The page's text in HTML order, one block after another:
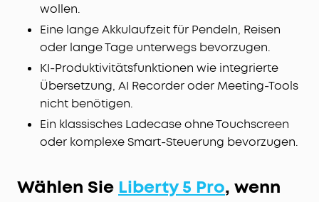
wollen.
Eine lange Akkulaufzeit für Pendeln, Reisen
oder lange Tage unterwegs bevorzugen.
KI-Produktivitätsfunktionen wie integrierte
Übersetzung, AI Recorder oder Meeting-Tools
nicht benötigen.
Ein klassisches Ladecase ohne Touchscreen
oder komplexe Smart-Steuerung bevorzugen.
Wählen Sie Liberty 5 Pro, wenn